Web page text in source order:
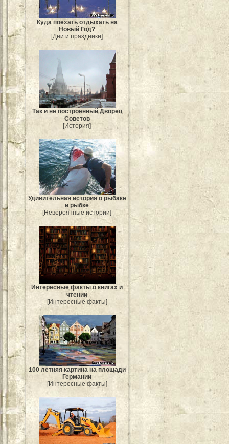
Куда поехать отдыхать на
Новый Год?
[Дни и праздники]
Так и не построенный Дворец
Советов
[История]
Удивительная история о рыбаке
и рыбке
[Невероятные истории]
Интересные факты о книгах и
чтении
[Интересные факты]
100 летняя картина на площади
Германии
[Интересные факты]